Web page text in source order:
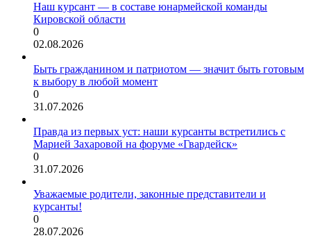
Наш курсант — в составе юнармейской команды
Кировской области
0
02.08.2026
Быть гражданином и патриотом — значит быть готовым
к выбору в любой момент
0
31.07.2026
Правда из первых уст: наши курсанты встретились с
Марией Захаровой на форуме «Гвардейск»
0
31.07.2026
Уважаемые родители, законные представители и
курсанты!
0
28.07.2026